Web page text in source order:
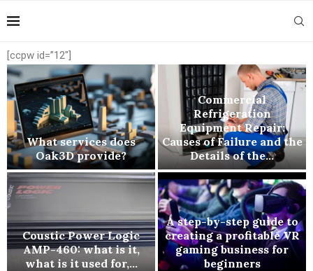
[ccpw id=”12″]
What services does
Oak3D provide?
Commercial
Refrigeration
Equipment Repair:
Causes of Failure and the
Details of the...
Coustic Power Logic
AMP-460: what is it,
what is it used for,...
A step-by-step guide to
creating a profitable VR
gaming business for
beginners